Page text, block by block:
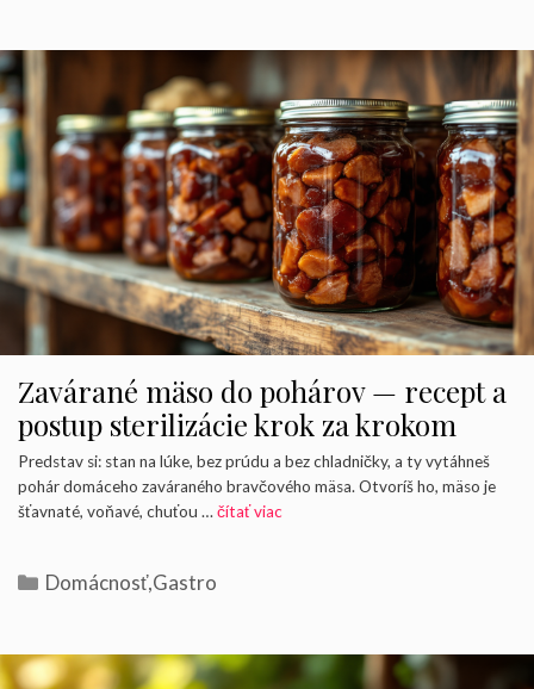
Zavárané mäso do pohárov — recept a
postup sterilizácie krok za krokom
Predstav si: stan na lúke, bez prúdu a bez chladničky, a ty vytáhneš
pohár domáceho zaváraného bravčového mäsa. Otvoríš ho, mäso je
šťavnaté, voňavé, chuťou … čítať viac
Kategórie
Domácnosť,Gastro